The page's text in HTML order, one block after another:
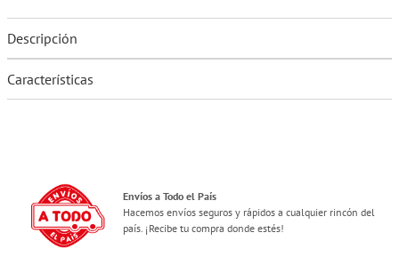
Descripción
Características
Envíos a Todo el País
Hacemos envíos seguros y rápidos a cualquier rincón del
país. ¡Recibe tu compra donde estés!